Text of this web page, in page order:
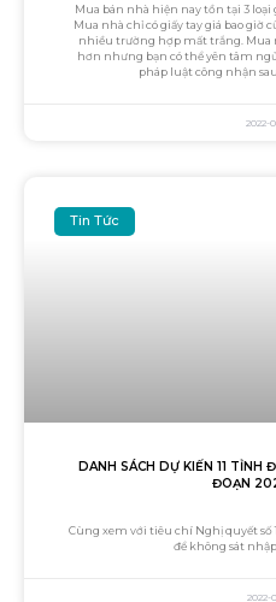
Mua bán nhà hiện nay tồn tại 3 loại
Mua nhà chỉ có giấy tay giá bao giờ
nhiều trường hợp mất trắng. Mua
hơn nhưng bạn có thể yên tâm
pháp luật công nhận
2022-
Tin Tức
DANH SÁCH DỰ KIẾN 11 TỈNH
ĐOẠN
Cùng xem với tiêu chí Nghị quyết số
để không sát
2022-